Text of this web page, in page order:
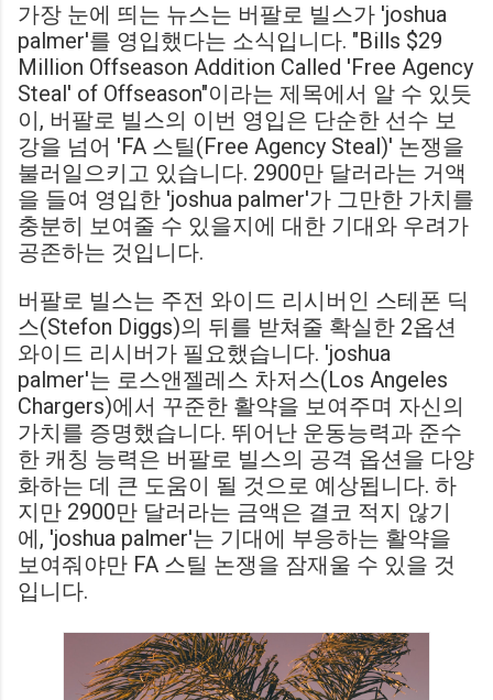
가장 눈에 띄는 뉴스는 버팔로 빌스가 'joshua
palmer'를 영입했다는 소식입니다. "Bills $29
Million Offseason Addition Called 'Free Agency
Steal' of Offseason"이라는 제목에서 알 수 있듯
이, 버팔로 빌스의 이번 영입은 단순한 선수 보
강을 넘어 'FA 스틸(Free Agency Steal)' 논쟁을
불러일으키고 있습니다. 2900만 달러라는 거액
을 들여 영입한 'joshua palmer'가 그만한 가치를
충분히 보여줄 수 있을지에 대한 기대와 우려가
공존하는 것입니다.
버팔로 빌스는 주전 와이드 리시버인 스테폰 딕
스(Stefon Diggs)의 뒤를 받쳐줄 확실한 2옵션
와이드 리시버가 필요했습니다. 'joshua
palmer'는 로스앤젤레스 차저스(Los Angeles
Chargers)에서 꾸준한 활약을 보여주며 자신의
가치를 증명했습니다. 뛰어난 운동능력과 준수
한 캐칭 능력은 버팔로 빌스의 공격 옵션을 다양
화하는 데 큰 도움이 될 것으로 예상됩니다. 하
지만 2900만 달러라는 금액은 결코 적지 않기
에, 'joshua palmer'는 기대에 부응하는 활약을
보여줘야만 FA 스틸 논쟁을 잠재울 수 있을 것
입니다.